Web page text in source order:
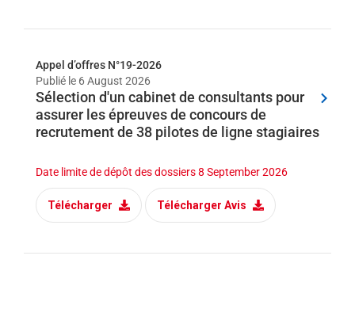
navigate
content.
Appel d’offres N°19-2026
Publié le 6 August 2026
Sélection d'un cabinet de consultants pour
assurer les épreuves de concours de
recrutement de 38 pilotes de ligne stagiaires
Date limite de dépôt des dossiers8 September 2026
Télécharger Télécharger Avis